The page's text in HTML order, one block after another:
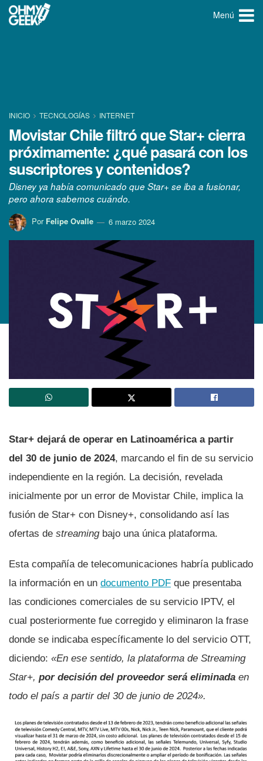
Menú
INICIO TECNOLOGÍ­AS INTERNET
Movistar Chile filtró que Star+ cierra
próximamente: ¿qué pasará con los
suscriptores y contenidos?
Disney ya había comunicado que Star+ se iba a fusionar,
pero ahora sabemos cuándo.
Por Felipe Ovalle 6 marzo 2024
Star+ dejará de operar en Latinoamérica a partir
del 30 de junio de 2024, marcando el fin de su servicio
independiente en la región. La decisión, revelada
inicialmente por un error de Movistar Chile, implica la
fusión de Star+ con Disney+, consolidando así las
ofertas de streamingbajo una única plataforma.
Esta compañía de telecomunicaciones habría publicado
la información en un documento PDF que presentaba
las condiciones comerciales de su servicio IPTV, el
cual posteriormente fue corregido y eliminaron la frase
donde se indicaba específicamente lo del servicio OTT,
diciendo: «En ese sentido, la plataforma de Streaming
Star+, por decisión del proveedor será eliminada en
todo el país a partir del 30 de junio de 2024».